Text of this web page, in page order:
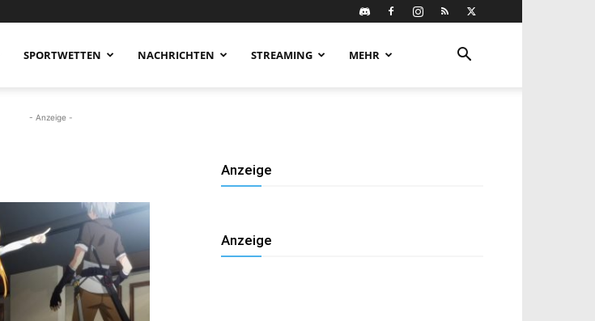
SPORTWETTEN NACHRICHTEN STREAMING MEHR
- Anzeige -
Anzeige
Anzeige